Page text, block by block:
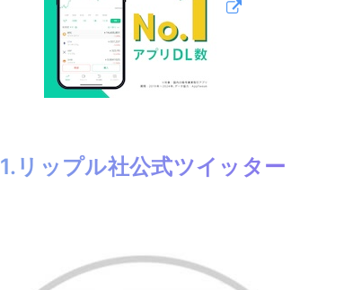
1.リップル社公式ツイッター